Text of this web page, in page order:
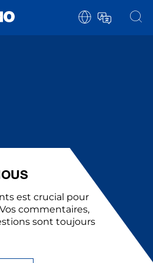
est crucial pour
commentaires,
sont toujours